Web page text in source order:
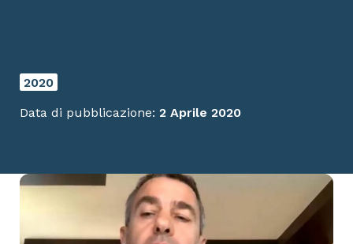
2020
Data di pubblicazione: 2 Aprile 2020